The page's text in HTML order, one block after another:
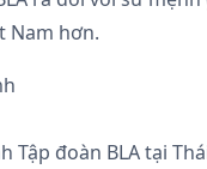
Nam hơn.
đoàn BLA tại